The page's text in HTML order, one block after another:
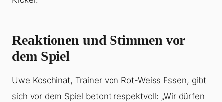
Reaktionen und Stimmen vor
dem Spiel
Uwe Koschinat, Trainer von Rot-Weiss Essen, gibt
sich vor dem Spiel betont respektvoll: „Wir dürfen